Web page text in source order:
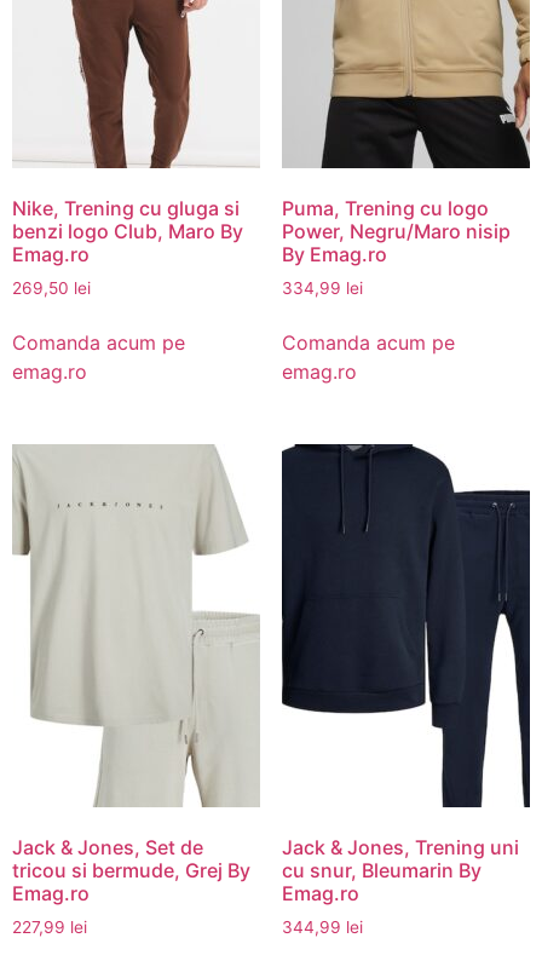
Nike, Trening cu gluga si
benzi logo Club, Maro By
Emag.ro
269,50 lei
Comanda acum pe
emag.ro
Puma, Trening cu logo
Power, Negru/Maro nisip
By Emag.ro
334,99 lei
Comanda acum pe
emag.ro
Jack & Jones, Set de
tricou si bermude, Grej By
Emag.ro
227,99 lei
Jack & Jones, Trening uni
cu snur, Bleumarin By
Emag.ro
344,99 lei